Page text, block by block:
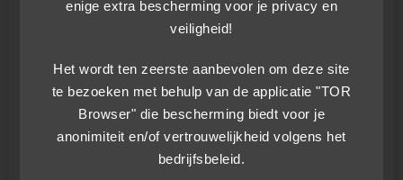
Verzoek om een vergadering -
Nactarome nv
persoonlijke vergadering
enige extra bescherming voor je privacy en
veiligheid!
Het wordt ten zeerste aanbevolen om deze site
te bezoeken met behulp van de applicatie "TOR
Browser" die bescherming biedt voor je
anonimiteit en/of vertrouwelijkheid volgens het
bedrijfsbeleid.